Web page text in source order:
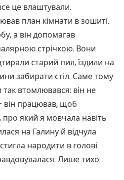
це влаштували.
план кімнати в зошиті.
а він допомагав
стрічкою. Вони
старий пил, їздили на
забирати стіл. Саме тому
втомлювався: він не
він працював, щоб
який я мовчала навіть
на Галину й відчула
народити в голові.
Лише тихо